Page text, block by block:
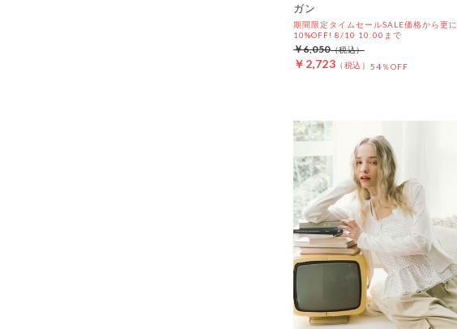
ガン
期間限定タイムセールSALE価格から更に
10%OFF! 8/10 10:00まで
￥2,723 54％OFF
￥6,050